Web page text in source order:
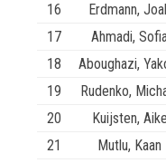
16
Erdmann,
17
Ahmadi,
18
Aboughazi,
19
Rudenko,
20
Kuijsten, Aike
21
Mutlu, Kaan